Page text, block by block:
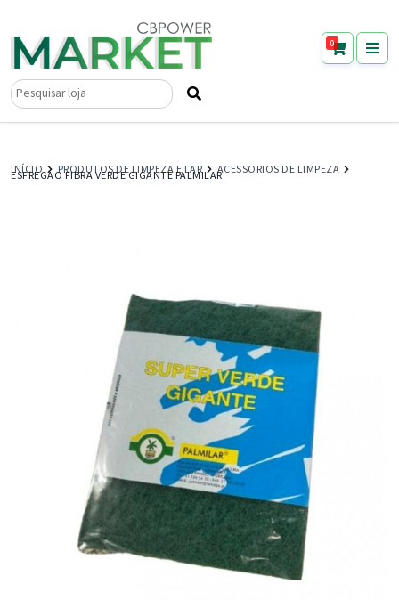
0
Pesquisar
INÍCIO PRODUTOS DE LIMPEZA E LAR ACESSORIOS DE LIMPEZA
ESFREGAO FIBRA VERDE GIGANTE PALMILAR